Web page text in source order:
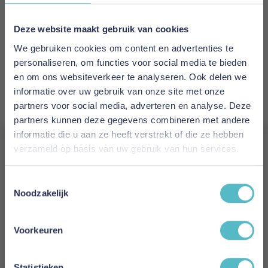
Deze website maakt gebruik van cookies
We gebruiken cookies om content en advertenties te
personaliseren, om functies voor social media te bieden
en om ons websiteverkeer te analyseren. Ook delen we
informatie over uw gebruik van onze site met onze
partners voor social media, adverteren en analyse. Deze
partners kunnen deze gegevens combineren met andere
informatie die u aan ze heeft verstrekt of die ze hebben
verzameld op basis van uw gebruik van hun services.
Noodzakelijk
Voorkeuren
EAN
Prijs
€ 2.331,00
Levertijd
8 weken
Kleur
359 Taura Cappuccino
Neah X 140 Sofa Bed with Standard Arms
E-mail